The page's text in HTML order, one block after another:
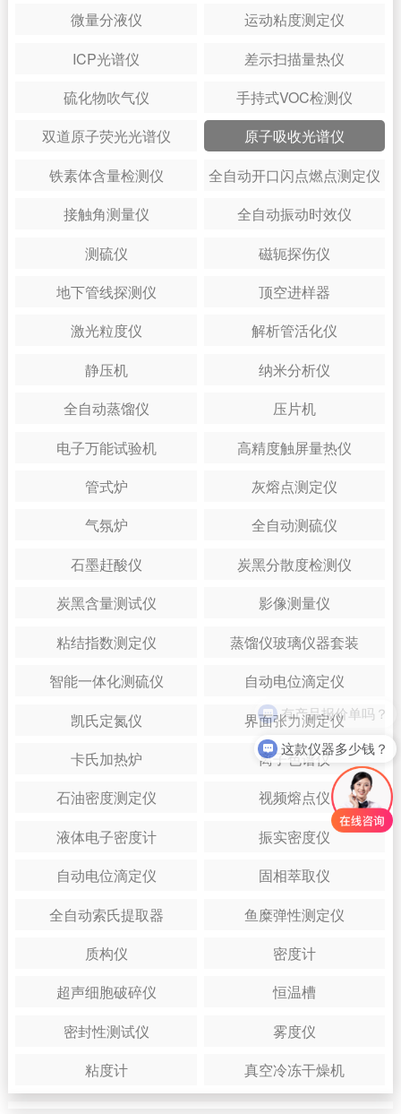
微量分液仪
运动粘度测定仪
ICP光谱仪
差示扫描量热仪
硫化物吹气仪
手持式VOC检测仪
双道原子荧光光谱仪
原子吸收光谱仪
铁素体含量检测仪
全自动开口闪点燃点测定仪
接触角测量仪
全自动振动时效仪
测硫仪
磁轭探伤仪
地下管线探测仪
顶空进样器
激光粒度仪
解析管活化仪
静压机
纳米分析仪
全自动蒸馏仪
压片机
电子万能试验机
高精度触屏量热仪
管式炉
灰熔点测定仪
气氛炉
全自动测硫仪
石墨赶酸仪
炭黑分散度检测仪
炭黑含量测试仪
影像测量仪
粘结指数测定仪
蒸馏仪玻璃仪器套装
智能一体化测硫仪
自动电位滴定仪
凯氏定氮仪
界面张力测定仪
卡氏加热炉
离子色谱仪
石油密度测定仪
视频熔点仪
液体电子密度计
振实密度仪
自动电位滴定仪
固相萃取仪
全自动索氏提取器
鱼糜弹性测定仪
质构仪
密度计
超声细胞破碎仪
恒温槽
密封性测试仪
雾度仪
粘度计
真空冷冻干燥机
有产品报价单吗？
这款仪器多少钱？